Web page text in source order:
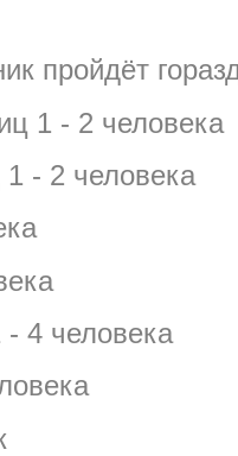
пройдёт
1 - 2 человека
- 2 человека
- 4 человека